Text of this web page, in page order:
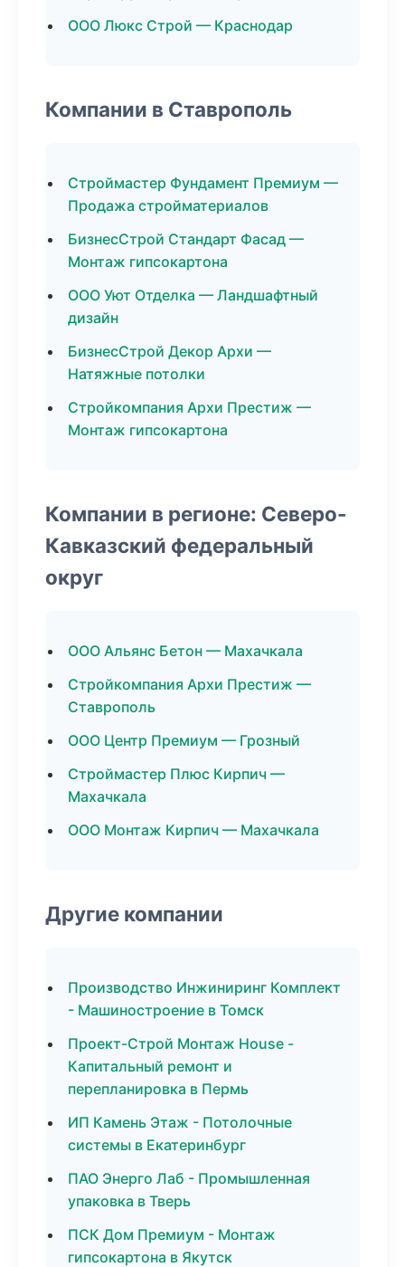
ООО Люкс Строй — Краснодар
Компании в Ставрополь
Строймастер Фундамент Премиум —
Продажа стройматериалов
БизнесСтрой Стандарт Фасад —
Монтаж гипсокартона
ООО Уют Отделка — Ландшафтный
дизайн
БизнесСтрой Декор Архи —
Натяжные потолки
Стройкомпания Архи Престиж —
Монтаж гипсокартона
Компании в регионе: Северо-
Кавказский федеральный
округ
ООО Альянс Бетон — Махачкала
Стройкомпания Архи Престиж —
Ставрополь
ООО Центр Премиум — Грозный
Строймастер Плюс Кирпич —
Махачкала
ООО Монтаж Кирпич — Махачкала
Другие компании
Производство Инжиниринг Комплект
- Машиностроение в Томск
Проект-Строй Монтаж House -
Капитальный ремонт и
перепланировка в Пермь
ИП Камень Этаж - Потолочные
системы в Екатеринбург
ПАО Энерго Лаб - Промышленная
упаковка в Тверь
ПСК Дом Премиум - Монтаж
гипсокартона в Якутск